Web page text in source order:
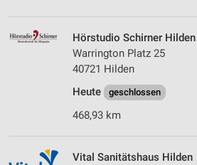
Hörstudio Schirner Hilden
Warrington Platz 25
40721 Hilden
Heute
geschlossen
468,93 km
Vital Sanitätshaus Hilden